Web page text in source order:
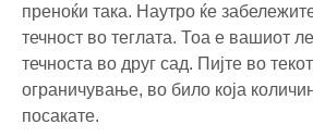
преноќи така. Наутро ќе
течност во теглата. Тоа е вашиот
течноста во друг сад. Пијте во
ограничување, во било која
посакате.